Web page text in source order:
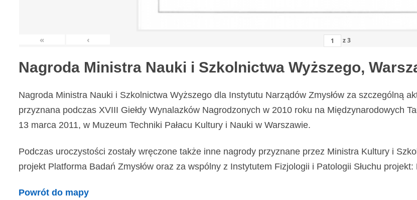
« ‹ z3
Nagroda Ministra Nauki i Szkolnictwa Wyższego,
Nagroda Ministra Nauki i Szkolnictwa Wyższego dla Instytutu Narządów Zmysłów za szczególną
przyznana podczas XVIII Giełdy Wynalazków Nagrodzonych w 2010 roku na Międzynarodowych
13 marca 2011, w Muzeum Techniki Pałacu Kultury i Nauki w Warszawie.
Podczas uroczystości zostały wręczone także inne nagrody przyznane przez Ministra Kultury i
projekt Platforma Badań Zmysłów oraz za wspólny z Instytutem Fizjologii i Patologii Słuchu
Powrót do mapy